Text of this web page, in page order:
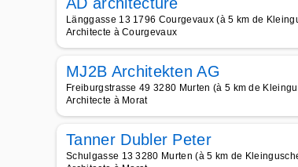
Länggasse 13 1796 Courgevaux (à 5 km de
Architecte à Courgevaux
MJ2B Architekten AG
Freiburgstrasse 49 3280 Murten (à 5 km de
Architecte à Morat
Tanner Dubler Peter
Schulgasse 13 3280 Murten (à 5 km de